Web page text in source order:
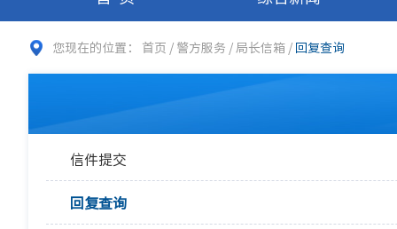
您现在的位置： 首页 / 警方服务 /局长信箱 / 回复查询
信件提交
回复查询